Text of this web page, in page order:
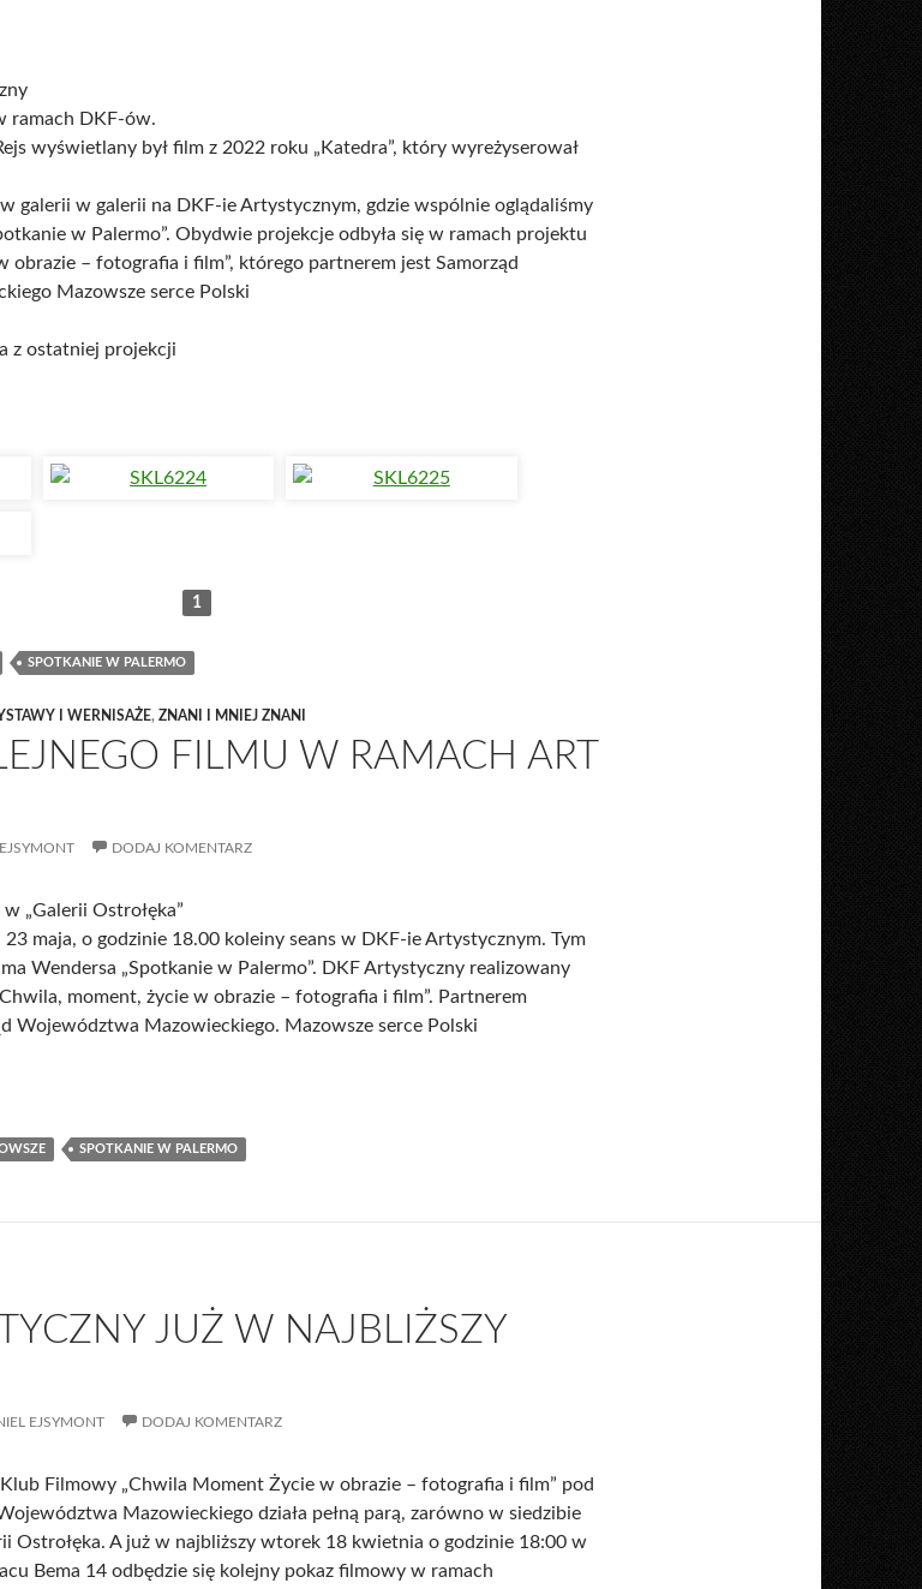
ramach DKF-ów.
wyświetlany był film z 2022 roku „Katedra”, który wyreżyserował
galerii w galerii na DKF-ie Artystycznym, gdzie wspólnie oglądaliśmy
w Palermo”. Obydwie projekcje odbyła się w ramach projektu
obrazie – fotografia i film”, którego partnerem jest Samorząd
Mazowsze serce Polski
z ostatniej projekcji
1
SPOTKANIE W PALERMO
I WERNISAŻE, ZNANI I MNIEJ ZNANI
FILMU W RAMACH ART
DODAJ KOMENTARZ
„Galerii Ostrołęka”
maja, o godzinie 18.00 koleiny seans w DKF-ie Artystycznym. Tym
Wendersa „Spotkanie w Palermo”. DKF Artystyczny realizowany
moment, życie w obrazie – fotografia i film”. Partnerem
Województwa Mazowieckiego. Mazowsze serce Polski
SPOTKANIE W PALERMO
JUŻ W NAJBLIŻSZY
EJSYMONT DODAJ KOMENTARZ
Filmowy „Chwila Moment Życie w obrazie – fotografia i film” pod
Mazowieckiego działa pełną parą, zarówno w siedzibie
Ostrołęka. A już w najbliższy wtorek 18 kwietnia o godzinie 18:00 w
Bema 14 odbędzie się kolejny pokaz filmowy w ramach